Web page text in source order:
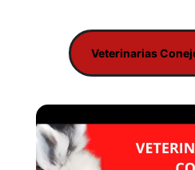
Veterinarias